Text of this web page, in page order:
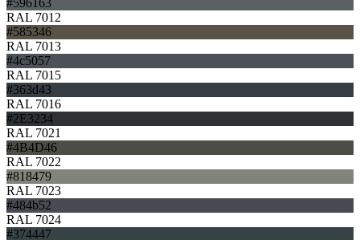
RAL 7012
#585346
RAL 7013
#4c5057
RAL 7015
#363d43
RAL 7016
#2E3234
RAL 7021
#4B4D46
RAL 7022
#818479
RAL 7023
#484b52
RAL 7024
#374447